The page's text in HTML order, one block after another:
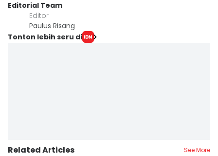
Editorial Team
Editor
Paulus Risang
Tonton lebih seru di
Related Articles See More